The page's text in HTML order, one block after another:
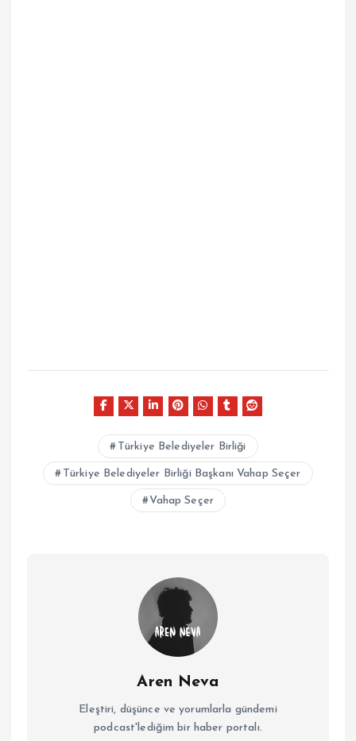
Türkiye Belediyeler Birliği
Türkiye Belediyeler Birliği Başkanı Vahap Seçer
Vahap Seçer
Aren Neva
Eleştiri, düşünce ve yorumlarla gündemi
podcast'lediğim bir haber portalı.